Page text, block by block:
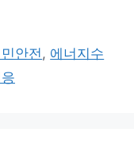
안전, 에너지수